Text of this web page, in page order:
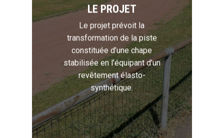
LE PROJET
Le projet prévoit la
transformation de la piste
constituée d’une chape
stabilisée en l’équipant d’un
revêtement élasto-
synthétique.